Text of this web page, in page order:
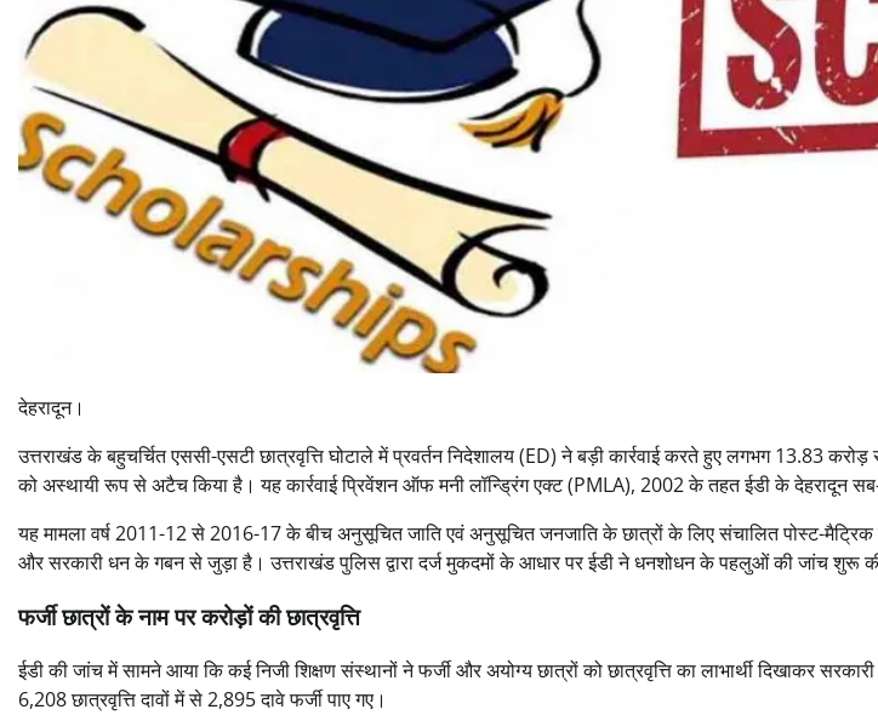
देहरादून।
उत्तराखंड के बहुचर्चित एससी-एसटी छात्रवृत्ति घोटाले में प्रवर्तन निदेशालय (ED) ने बड़ी कार्रवाई करते हुए लगभग 13.83
को अस्थायी रूप से अटैच किया है। यह कार्रवाई प्रिवेंशन ऑफ मनी लॉन्ड्रिंग एक्ट (PMLA), 2002 के तहत ईडी के देहरादून सब-
यह मामला वर्ष 2011-12 से 2016-17 के बीच अनुसूचित जाति एवं अनुसूचित जनजाति के छात्रों के लिए संचालित पोस्ट-मैट्रिक
और सरकारी धन के गबन से जुड़ा है। उत्तराखंड पुलिस द्वारा दर्ज मुकदमों के आधार पर ईडी ने धनशोधन के पहलुओं की जांच शुरू
फर्जी छात्रों के नाम पर करोड़ों की छात्रवृत्ति
ईडी की जांच में सामने आया कि कई निजी शिक्षण संस्थानों ने फर्जी और अयोग्य छात्रों को छात्रवृत्ति का लाभार्थी दिखाकर
6,208 छात्रवृत्ति दावों में से 2,895 दावे फर्जी पाए गए।